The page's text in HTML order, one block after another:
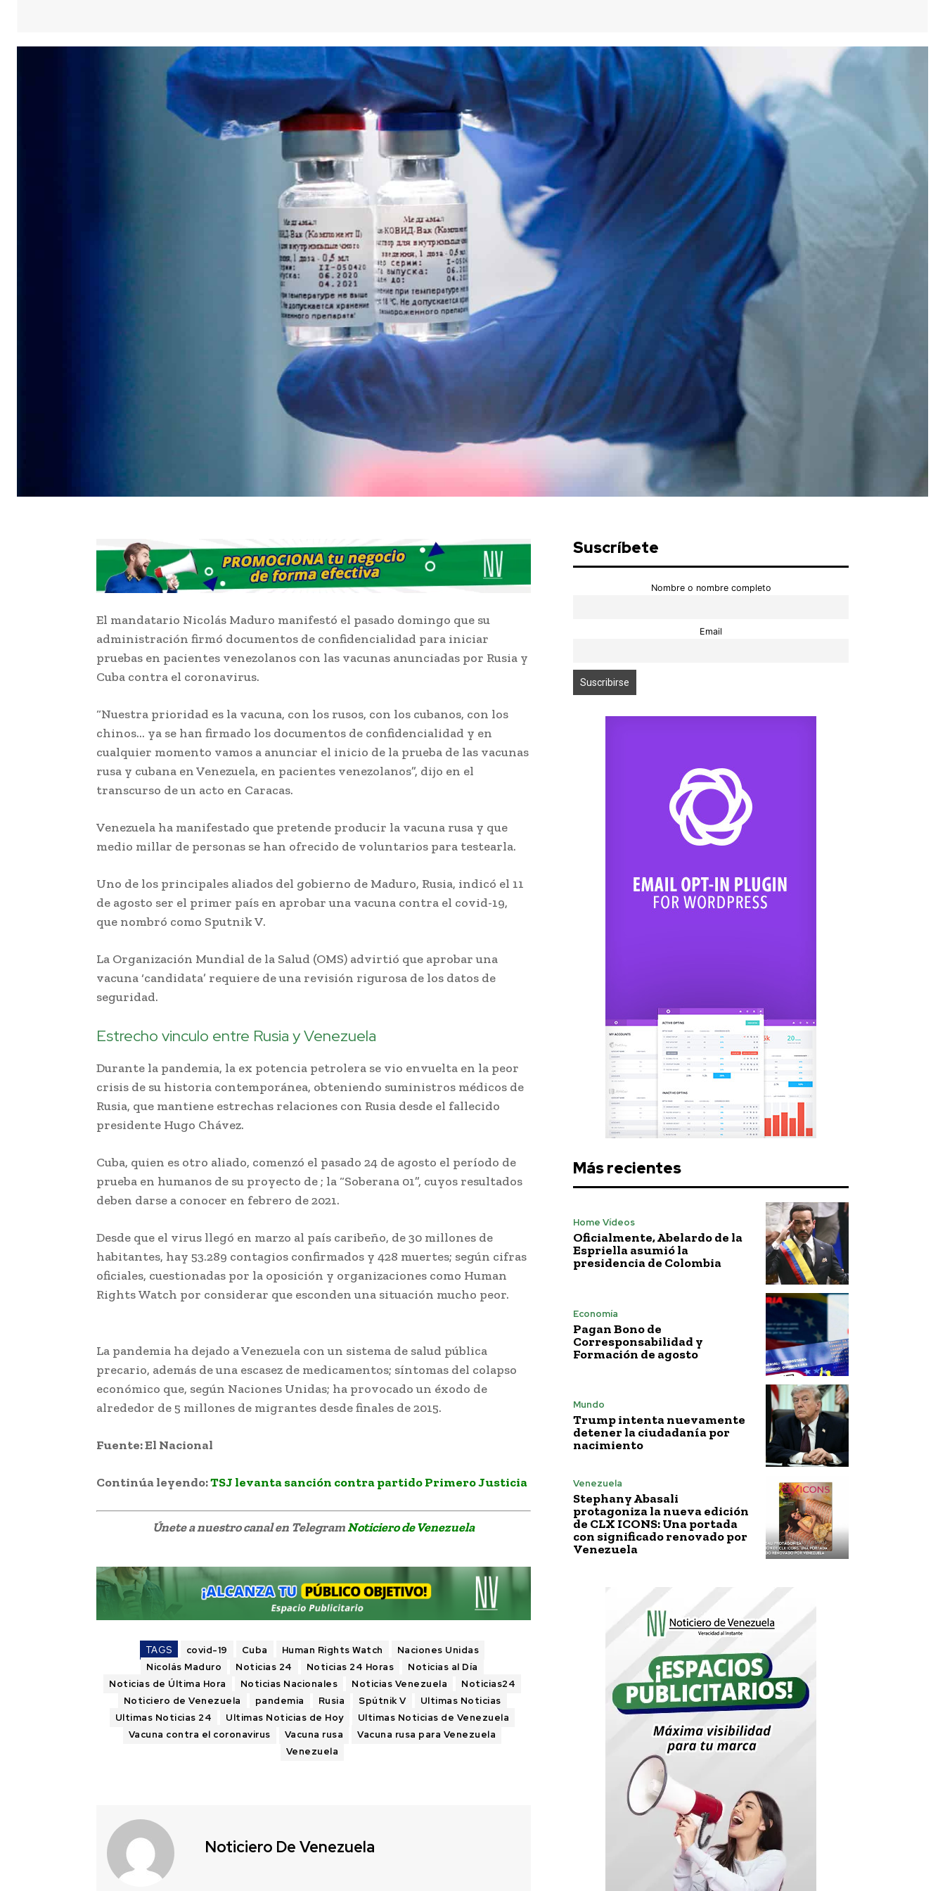
El mandatario Nicolás Maduro manifestó el pasado domingo que su
administración firmó documentos de confidencialidad para iniciar
pruebas en pacientes venezolanos con las vacunas anunciadas por Rusia y
Cuba contra el coronavirus.
“Nuestra prioridad es la vacuna, con los rusos, con los cubanos, con los
chinos… ya se han firmado los documentos de confidencialidad y en
cualquier momento vamos a anunciar el inicio de la prueba de las vacunas
rusa y cubana en Venezuela, en pacientes venezolanos”, dijo en el
transcurso de un acto en Caracas.
Venezuela ha manifestado que pretende producir la vacuna rusa y que
medio millar de personas se han ofrecido de voluntarios para testearla.
Uno de los principales aliados del gobierno de Maduro, Rusia, indicó el 11
de agosto ser el primer país en aprobar una vacuna contra el covid-19,
que nombró como Sputnik V.
La Organización Mundial de la Salud (OMS) advirtió que aprobar una
vacuna ‘candidata’ requiere de una revisión rigurosa de los datos de
seguridad.
Estrecho vinculo entre Rusia y Venezuela
Durante la pandemia, la ex potencia petrolera se vio envuelta en la peor
crisis de su historia contemporánea, obteniendo suministros médicos de
Rusia, que mantiene estrechas relaciones con Rusia desde el fallecido
presidente Hugo Chávez.
Cuba, quien es otro aliado, comenzó el pasado 24 de agosto el período de
prueba en humanos de su proyecto de ; la “Soberana 01”, cuyos resultados
deben darse a conocer en febrero de 2021.
Desde que el virus llegó en marzo al país caribeño, de 30 millones de
habitantes, hay 53.289 contagios confirmados y 428 muertes; según cifras
oficiales, cuestionadas por la oposición y organizaciones como Human
Rights Watch por considerar que esconden una situación mucho peor.
La pandemia ha dejado a Venezuela con un sistema de salud pública
precario, además de una escasez de medicamentos; síntomas del colapso
económico que, según Naciones Unidas; ha provocado un éxodo de
alrededor de 5 millones de migrantes desde finales de 2015.
Fuente: El Nacional
Continúa leyendo:TSJ levanta sanción contra partido Primero Justicia
Únete a nuestro canal en TelegramNoticiero de Venezuela
TAGS covid-19 Cuba Human Rights Watch
Naciones Unidas
Nicolás Maduro
Noticias 24 Noticias 24 Horas
Noticias al Día
Noticias de Última Hora
Noticias Nacionales Noticias Venezuela
Noticias24
Noticiero de Venezuela
pandemia Rusia Spútnik V
Ultimas Noticias
Ultimas Noticias 24
Ultimas Noticias de Hoy
Ultimas Noticias de Venezuela
Vacuna contra el coronavirus
Vacuna rusa
Vacuna rusa para Venezuela
Venezuela
Noticiero De Venezuela
Suscríbete
Nombre o nombre completo
Email
Más recientes
Home Vídeos
Oficialmente, Abelardo de la
Espriella asumió la
presidencia de Colombia
Economía
Pagan Bono de
Corresponsabilidad y
Formación de agosto
Mundo
Trump intenta nuevamente
detener la ciudadanía por
nacimiento
Venezuela
Stephany Abasali
protagoniza la nueva edición
de CLX ICONS: Una portada
con significado renovado por
Venezuela